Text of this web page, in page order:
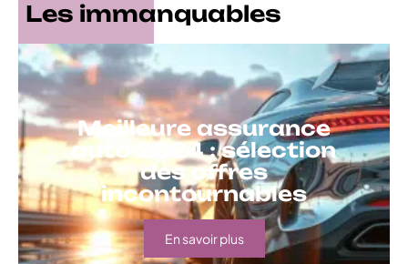
Les immanquables
Meilleure assurance
auto 2024 : sélection
des offres
incontournables
En savoir plus